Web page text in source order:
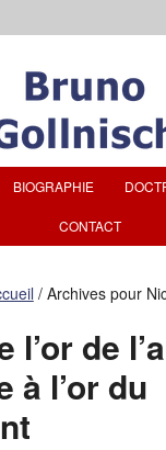
BIOGRAPHIE
CONTACT
/Archives pour
l’or de
à l’or du